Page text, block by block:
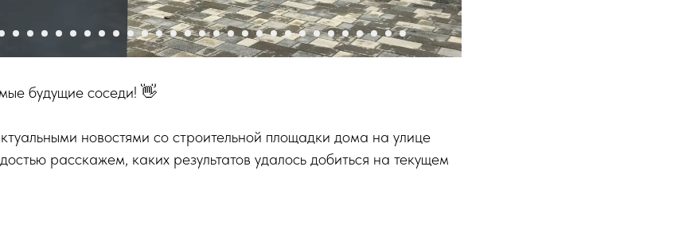
будущие соседи! 👋
новостями со строительной площадки дома на улице
расскажем, каких результатов удалось добиться на текущем